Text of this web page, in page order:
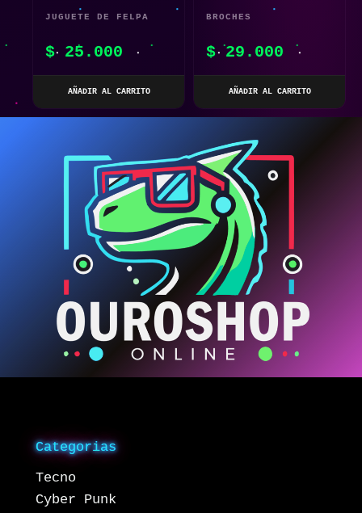
JUGUETE DE FELPA
$25.000
AÑADIR AL CARRITO
BROCHES
GATITO X 5UN
$29.000
AÑADIR AL CARRITO
Categorias
Tecno
Cyber Punk